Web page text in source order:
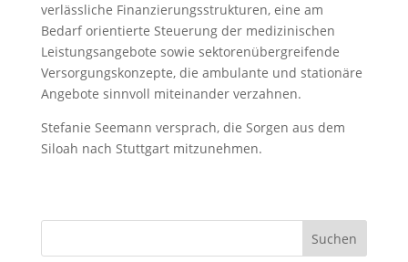
verlässliche Finanzierungsstrukturen, eine am
Bedarf orientierte Steuerung der medizinischen
Leistungsangebote sowie sektorenübergreifende
Versorgungskonzepte, die ambulante und stationäre
Angebote sinnvoll miteinander verzahnen.
Stefanie Seemann versprach, die Sorgen aus dem
Siloah nach Stuttgart mitzunehmen.